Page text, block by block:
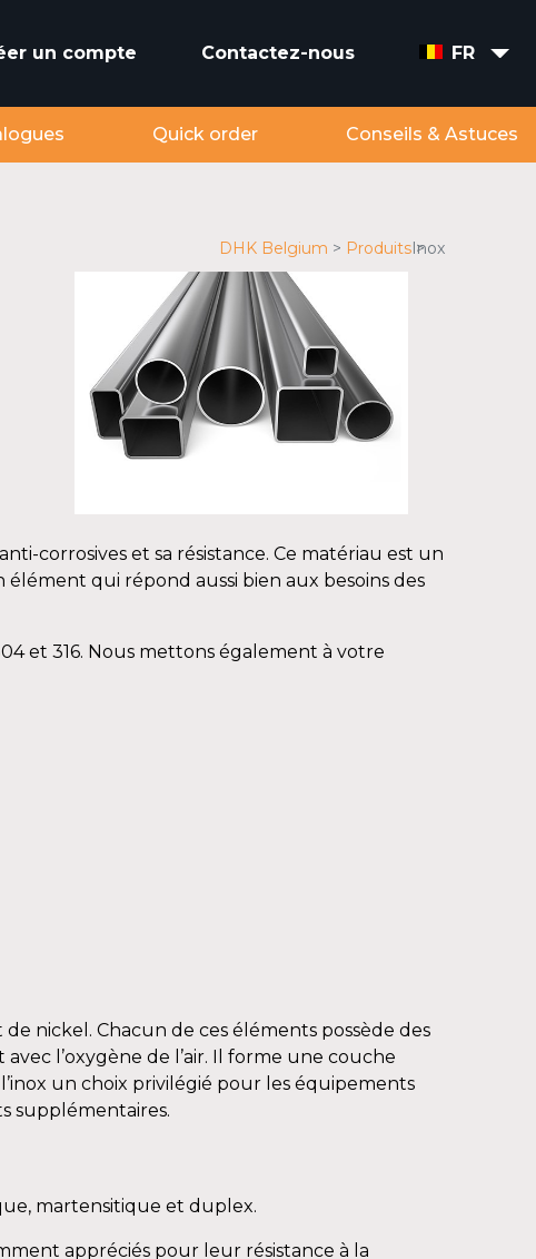
un compte Contactez-nous FR
Quick order Conseils & Astuces
DHK Belgium ProduitsInox
corrosives et sa résistance. Ce matériau est un
qui répond aussi bien aux besoins des
et 316. Nous mettons également à votre
nickel. Chacun de ces éléments possède des
l’oxygène de l’air. Il forme une couche
un choix privilégié pour les équipements
supplémentaires.
martensitique et duplex.
appréciés pour leur résistance à la